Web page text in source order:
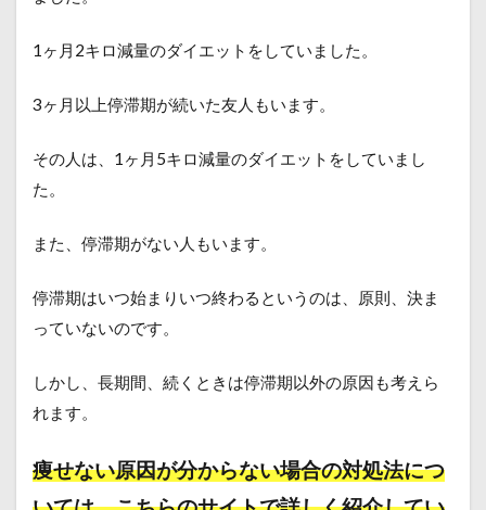
1ヶ月2キロ減量のダイエットをしていました。
3ヶ月以上停滞期が続いた友人もいます。
その人は、1ヶ月5キロ減量のダイエットをしていまし
た。
また、停滞期がない人もいます。
停滞期はいつ始まりいつ終わるというのは、原則、決ま
っていないのです。
しかし、長期間、続くときは停滞期以外の原因も考えら
れます。
痩せない原因が分からない場合の対処法につ